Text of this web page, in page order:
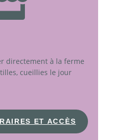
directement à la ferme
cueillies le jour
ET ACCÈS